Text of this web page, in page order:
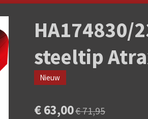
HA174830/
steeltip
Nieuw
€ 63,00€ 71,95